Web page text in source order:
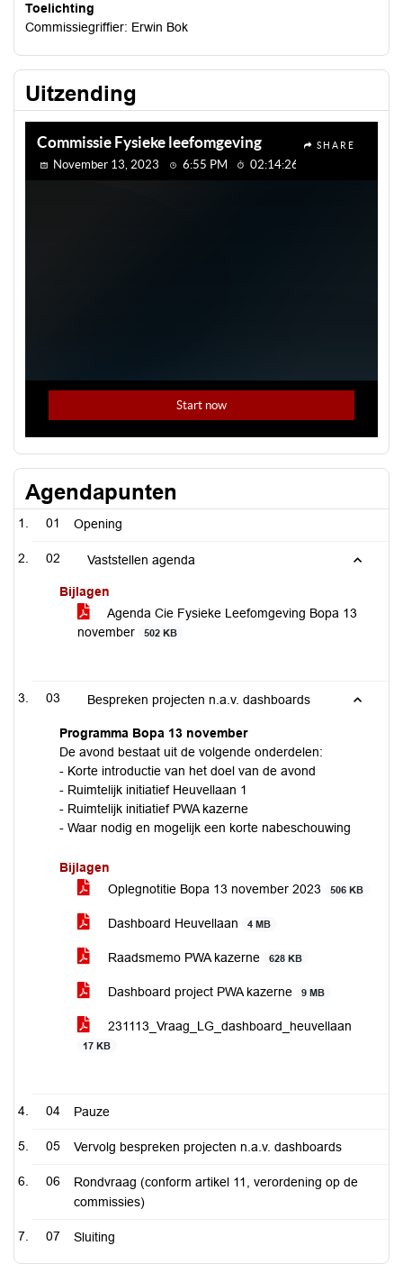
Toelichting
Commissiegriffier: Erwin Bok
Uitzending
Agendapunten
01 Opening
02 Vaststellen agenda
Bijlagen
Agenda Cie Fysieke Leefomgeving Bopa 13
november
502 KB
03 Bespreken projecten n.a.v. dashboards
Programma Bopa 13 november
De avond bestaat uit de volgende onderdelen:
- Korte introductie van het doel van de avond
- Ruimtelijk initiatief Heuvellaan 1
- Ruimtelijk initiatief PWA kazerne
- Waar nodig en mogelijk een korte nabeschouwing
Bijlagen
Oplegnotitie Bopa 13 november 2023
506 KB
Dashboard Heuvellaan 4 MB
Raadsmemo PWA kazerne 628 KB
Dashboard project PWA kazerne 9 MB
231113_Vraag_LG_dashboard_heuvellaan
17 KB
04 Pauze
05 Vervolg bespreken projecten n.a.v. dashboards
06
Rondvraag (conform artikel 11, verordening op de
commissies)
07 Sluiting